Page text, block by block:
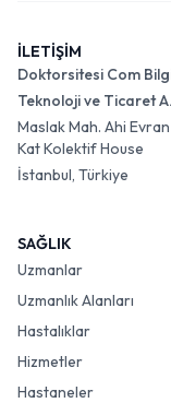
İLETİŞİM
Doktorsitesi Com
Teknoloji ve Ticaret
Maslak Mah. Ahi
Kat Kolektif House
İstanbul, Türkiye
SAĞLIK
Uzmanlar
Uzmanlık Alanları
Hastalıklar
Hizmetler
Hastaneler